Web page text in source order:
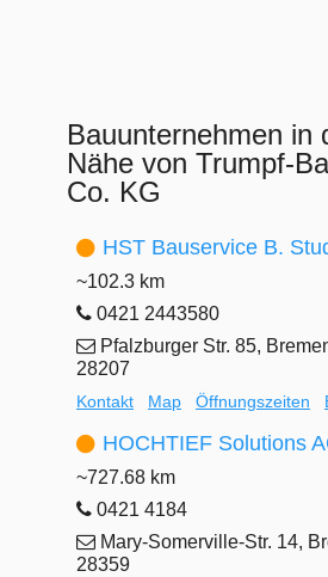
Bauunternehmen in
Nähe von Trumpf-
Co. KG
HST Bauservice B.
~102.3 km
0421 2443580
Pfalzburger Str. 85,
28207
Kontakt Map Öffnungszeiten
HOCHTIEF Solutions
~727.68 km
0421 4184
Mary-Somerville-Str. 14,
28359